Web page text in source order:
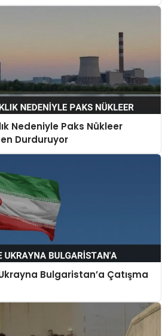
Nedeniyle Paks Nükleer
Durduruyor
Bulgaristan’a Çatışma